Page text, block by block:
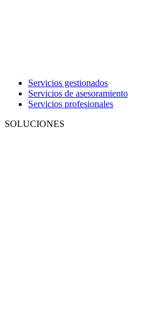
Servicios gestionados
Servicios de asesoramiento
Servicios profesionales
SOLUCIONES